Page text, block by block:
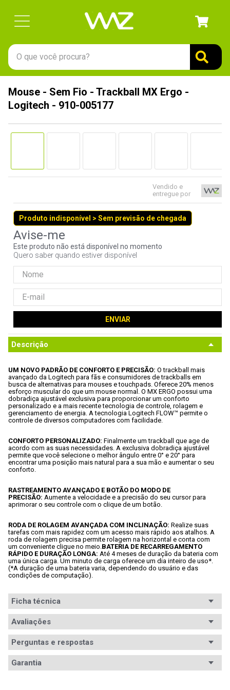
O que você procura?
Mouse - Sem Fio - Trackball MX Ergo -
Logitech - 910-005177
Vendido e
entregue por
Produto indisponível > Sem previsão de chegada
Este produto não está disponível no momento
Quero saber quando estiver disponível
ENVIAR
Descrição
UM NOVO PADRÃO DE CONFORTO E PRECISÃO: O trackball mais
avançado da Logitech para fãs e consumidores de trackballs em
busca de alternativas para mouses e touchpads. Oferece 20% menos
esforço muscular do que um mouse normal. O MX ERGO possui uma
dobradiça ajustável exclusiva para proporcionar um conforto
personalizado e a mais recente tecnologia de controle, rolagem e
gerenciamento de energia. A tecnologia Logitech FLOW™ permite o
controle de diversos computadores com facilidade.
CONFORTO PERSONALIZADO: Finalmente um trackball que age de
acordo com as suas necessidades. A exclusiva dobradiça ajustável
permite que você selecione o melhor ângulo entre 0° e 20° para
encontrar uma posição mais natural para a sua mão e aumentar o seu
conforto.
RASTREAMENTO AVANÇADO E BOTÃO DO MODO DE
PRECISÃO: Aumente a velocidade e a precisão do seu cursor para
aprimorar o seu controle com o clique de um botão.
RODA DE ROLAGEM AVANÇADA COM INCLINAÇÃO: Realize suas
tarefas com mais rapidez com um acesso mais rápido aos atalhos. A
roda de rolagem precisa permite rolagem na horizontal e conta com
um conveniente clique no meio.BATERIA DE RECARREGAMENTO
RÁPIDO E DURAÇÃO LONGA: Até 4 meses de duração da bateria com
uma única carga. Um minuto de carga oferece um dia inteiro de uso*.
(*A duração de uma bateria varia, dependendo do usuário e das
condições de computação).
Ficha técnica
Conteúdo da
embalagem
- 1x Receptor Unifying
- 1x Cabo Micro-USB
- Documentação do usuário
Ergonomia
Avaliações
Avaliações
Perguntas e respostas
Garantia
1 º
gabinete
3º
teclado
5º
openbox
7º
fractal
8º
controle
ventoinha
10º hd